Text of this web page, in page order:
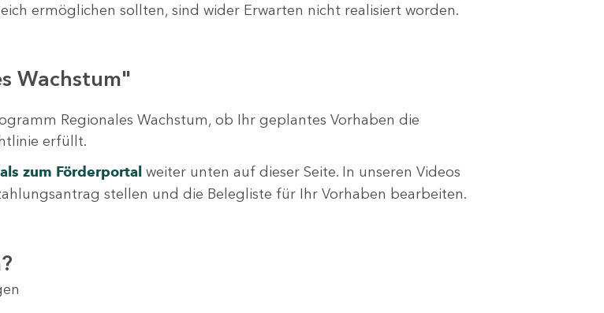
ermöglichen sollten, sind wider Erwarten nicht realisiert worden.
Wachstum"
Regionales Wachstum, ob Ihr geplantes Vorhaben die
erfüllt.
zum Förderportalweiter unten auf dieser Seite. In unseren Videos
stellen und die Belegliste für Ihr Vorhaben bearbeiten.